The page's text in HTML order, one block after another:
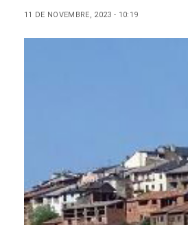
11 DE NOVEMBRE, 2023 - 10:19